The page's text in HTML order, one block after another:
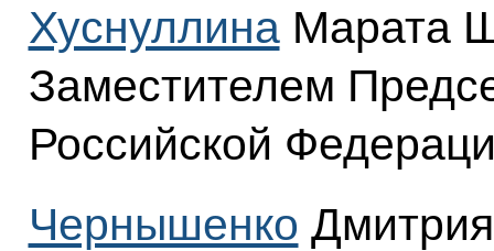
ХуснуллинаМарата
Заместителем
Российской
Чернышенко